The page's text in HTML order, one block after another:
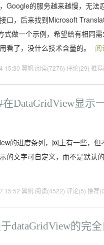
Google的服务越来越慢，无法
口，后来找到Microsoft
式做一个示例，希望给有相同
看了，没什么技术含量的。
15:30 翼帆 阅读(7276) 评论(29) 推
在DataGridView显示
的进度条列，网上有一些，但
的文字可自定义，而不是默认
15:52 翼帆 阅读(4522) 评论(5) 推荐
dataGridView的完